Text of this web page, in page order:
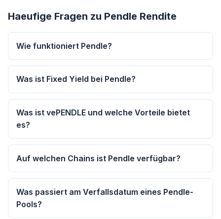
Haeufige Fragen zu Pendle Rendite
Wie funktioniert Pendle?
Was ist Fixed Yield bei Pendle?
Was ist vePENDLE und welche Vorteile bietet
es?
Auf welchen Chains ist Pendle verfügbar?
Was passiert am Verfallsdatum eines Pendle-
Pools?